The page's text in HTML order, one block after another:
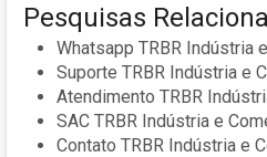
Pesquisas
Whatsapp TRBR Indústria
Suporte TRBR Indústria e
Atendimento TRBR
SAC TRBR Indústria e
Contato TRBR Indústria e